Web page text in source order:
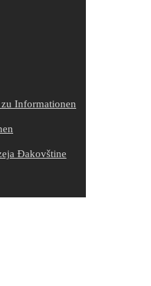
Informationen
Đakovštine